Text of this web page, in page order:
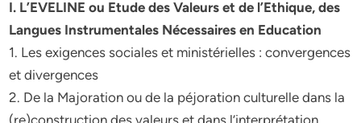
I. L’EVELINE ou Etude des Valeurs et de l’Ethique, des
Langues Instrumentales Nécessaires en Education
1. Les exigences sociales et ministérielles : convergences
et divergences
2. De la Majoration ou de la péjoration culturelle dans la
(re)construction des valeurs et dans l’interprétation